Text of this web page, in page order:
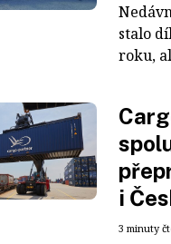
stalo
roku,
i
3 minuty